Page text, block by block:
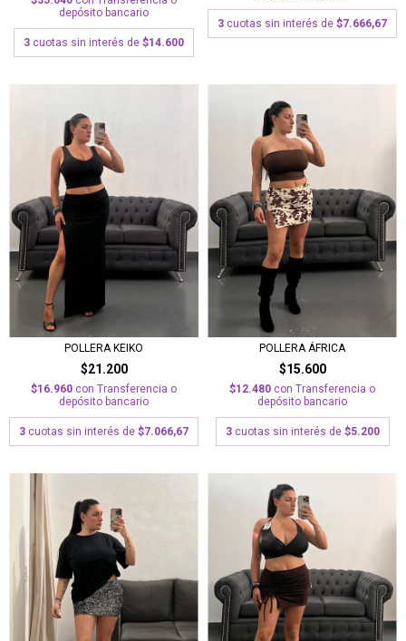
depósito bancario
3 cuotas sin interés de $14.600
3 cuotas sin interés de $7.666,67
POLLERA KEIKO
$21.200
$16.960 con Transferencia o
depósito bancario
3 cuotas sin interés de $7.066,67
POLLERA ÁFRICA
$15.600
$12.480 con Transferencia o
depósito bancario
3 cuotas sin interés de $5.200